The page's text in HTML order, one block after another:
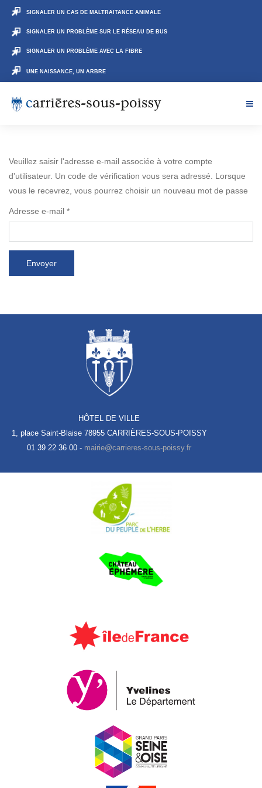
SIGNALER UN CAS DE MALTRAITANCE ANIMALE
SIGNALER UN PROBLÈME SUR LE RÉSEAU DE BUS
SIGNALER UN PROBLÈME AVEC LA FIBRE
UNE NAISSANCE, UN ARBRE
Veuillez saisir l'adresse e-mail associée à votre compte
d'utilisateur. Un code de vérification vous sera adressé. Lorsque
vous le recevrez, vous pourrez choisir un nouveau mot de passe
Adresse e-mail *
Envoyer
HÔTEL DE VILLE
1, place Saint-Blaise 78955 CARRIÈRES-SOUS-POISSY
01 39 22 36 00 -